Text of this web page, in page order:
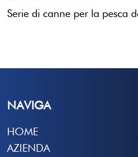
NAVIGA
HOME
AZIENDA